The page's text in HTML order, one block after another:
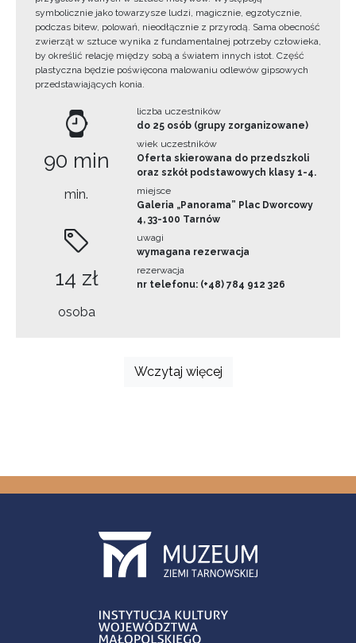
symbolicznie jako towarzysze ludzi, magicznie, egzotycznie,
podczas bitew, polowań, nieodłącznie z przyrodą. Sama obecność
zwierząt w sztuce wynika z fundamentalnej potrzeby człowieka,
by określić relację między sobą a światem innych istot. Część
plastyczna będzie poświęcona malowaniu odlewów gipsowych
przedstawiających konia.
90 min
min.
14 zł
osoba
liczba uczestników
do 25 osób (grupy zorganizowane)
wiek uczestników
Oferta skierowana do przedszkoli
oraz szkół podstawowych klasy 1-4.
miejsce
Galeria „Panorama” Plac Dworcowy
4, 33-100 Tarnów
uwagi
wymagana rezerwacja
rezerwacja
nr telefonu: (+48) 784 912 326
Wczytaj więcej